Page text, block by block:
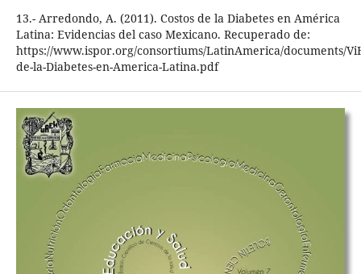
13.- Arredondo, A. (2011). Costos de la Diabetes en América
Latina: Evidencias del caso Mexicano. Recuperado de:
https://www.ispor.org/consortiums/LatinAmerica/documents/
de-la-Diabetes-en-America-Latina.pdf